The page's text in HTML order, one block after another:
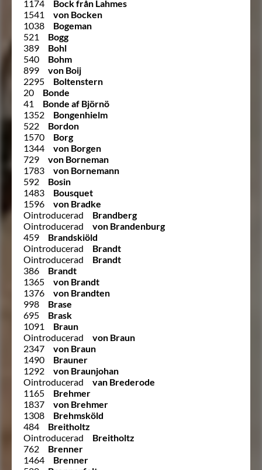
1174
Bock från Lahmes
1541
von Bocken
1038
Bogeman
521
Bogg
389
Bohl
540
Bohm
899
von Boij
2295
Boltenstern
20
Bonde
41
Bonde af Björnö
1352
Bongenhielm
522
Bordon
1570
Borg
1344
von Borgen
729
von Borneman
1783
von Bornemann
592
Bosin
1483
Bousquet
1596
von Bradke
Ointroducerad
Brandberg
Ointroducerad
von Brandenburg
459
Brandskiöld
Ointroducerad
Brandt
Ointroducerad
Brandt
386
Brandt
1365
von Brandt
1376
von Brandten
998
Brase
695
Brask
1091
Braun
Ointroducerad
von Braun
2347
von Braun
1490
Brauner
1292
von Braunjohan
Ointroducerad
van Brederode
1165
Brehmer
1837
von Brehmer
1308
Brehmsköld
484
Breitholtz
Ointroducerad
Breitholtz
762
Brenner
1464
Brenner